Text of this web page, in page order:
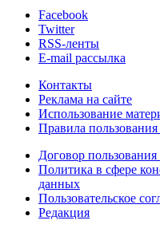
Facebook
Twitter
RSS-ленты
E-mail рассылка
Контакты
Реклама на сайте
Использование
Правила
Договор пользования
Политика в сфере
данных
Пользовательское
Редакция